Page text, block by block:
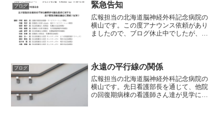
ブログ 緊急告知
広報担当の北海道脳神経外科記念病院の
横山です。この度アナウンス依頼があり
ましたので、ブログ休止中でしたが、臨
会にも参加していた...
ブログ 永遠の平行線の関係
広報担当の北海道脳神経外科記念病院の
横山です。先日看護部長を通じて、他院
の回復期病棟の看護師さん達が見学に来